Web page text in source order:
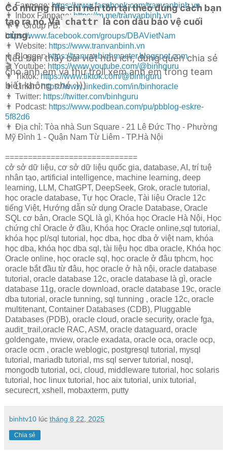
Có những file chỉ nên tồn tại theo đúng cách bạn
tạo ra nó. Và chattr là con dấu bảo vệ cuối
cùng.
Nếu bạn thấy bài viết hữu ích, đừng quên chia sẻ
cho anh em và thử troll xem anh em trong team
biết không nhé :)))
👨 Fanpage:https://www.facebook.com/tranvanbinh.vn
👨 Inbox Fanpage: https://m.me/tranvanbinh.vn
👨👩 Group FB:
https://www.facebook.com/groups/DBAVietNam
👨 Website: https://www.tranvanbinh.vn
👨 Blogger:https://tranvanbinhmaster.blogspot.com
🎬 Youtube: https://www.youtube.com/@binhguru
👨 Tiktok: https://www.tiktok.com/@binhguru
👨 Linkin:https://www.linkedin.com/in/binhoracle
👨 Twitter: https://twitter.com/binhguru
👨 Podcast: https://www.podbean.com/pu/pbblog-eskre-
5f82d6
👨 Địa chỉ: Tòa nhà Sun Square - 21 Lê Đức Thọ - Phường
Mỹ Đình 1 - Quận Nam Từ Liêm - TP.Hà Nội
=============================
cở sở dữ liệu, cơ sở dữ liệu quốc gia, database, AI, trí tuệ
nhân tạo, artificial intelligence, machine learning, deep
learning, LLM, ChatGPT, DeepSeek, Grok, oracle tutorial,
học oracle database, Tự học Oracle, Tài liệu Oracle 12c
tiếng Việt, Hướng dẫn sử dụng Oracle Database, Oracle
SQL cơ bản, Oracle SQL là gì, Khóa học Oracle Hà Nội, Học
chứng chỉ Oracle ở đầu, Khóa học Oracle online,sql tutorial,
khóa học pl/sql tutorial, học dba, học dba ở việt nam, khóa
học dba, khóa học dba sql, tài liệu học dba oracle, Khóa học
Oracle online, học oracle sql, học oracle ở đâu tphcm, học
oracle bắt đầu từ đâu, học oracle ở hà nội, oracle database
tutorial, oracle database 12c, oracle database là gì, oracle
database 11g, oracle download, oracle database 19c, oracle
dba tutorial, oracle tunning, sql tunning , oracle 12c, oracle
multitenant, Container Databases (CDB), Pluggable
Databases (PDB), oracle cloud, oracle security, oracle fga,
audit_trail,oracle RAC, ASM, oracle dataguard, oracle
goldengate, mview, oracle exadata, oracle oca, oracle ocp,
oracle ocm , oracle weblogic, postgresql tutorial, mysql
tutorial, mariadb tutorial, ms sql server tutorial, nosql,
mongodb tutorial, oci, cloud, middleware tutorial, hoc solaris
tutorial, hoc linux tutorial, hoc aix tutorial, unix tutorial,
securecrt, xshell, mobaxterm, putty
binhtv10 lúc tháng 8 22, 2025
Chia sẻ